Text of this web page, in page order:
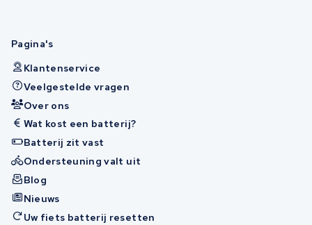
Pagina's
Klantenservice
Veelgestelde vragen
Over ons
Wat kost een batterij?
Batterij zit vast
Ondersteuning valt uit
Blog
Nieuws
Uw fiets batterij resetten